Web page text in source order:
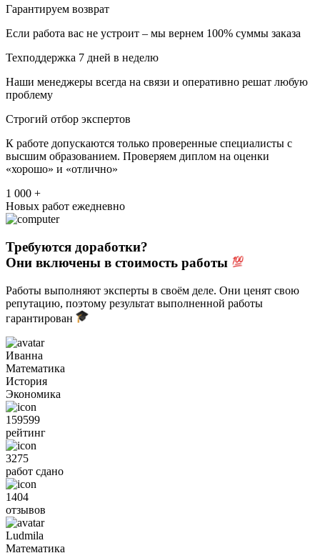
Гарантируем возврат
Если работа вас не устроит – мы вернем 100% суммы заказа
Техподдержка 7 дней в неделю
Наши менеджеры всегда на связи и оперативно решат любую
проблему
Строгий отбор экспертов
К работе допускаются только проверенные специалисты с
высшим образованием. Проверяем диплом на оценки
«хорошо» и «отлично»
1 000 +
Новых работ ежедневно
Требуются доработки?
Они включены в стоимость работы
Работы выполняют эксперты в своём деле. Они ценят свою
репутацию, поэтому результат выполненной работы
гарантирован
Иванна
Математика
История
Экономика
159599
рейтинг
3275
работ сдано
1404
отзывов
Ludmila
Математика